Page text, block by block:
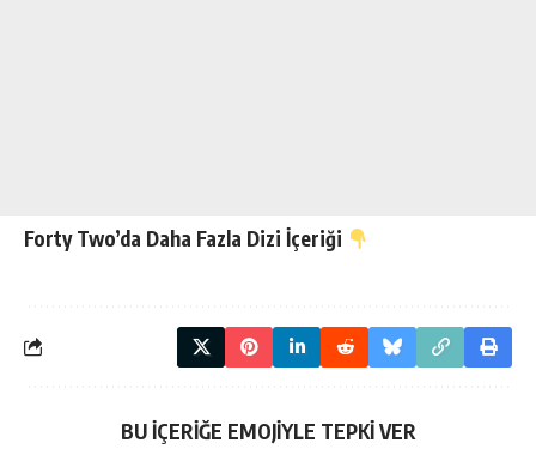
Forty Two’da Daha Fazla Dizi İçeriği
BU İÇERİĞE EMOJİYLE TEPKİ VER